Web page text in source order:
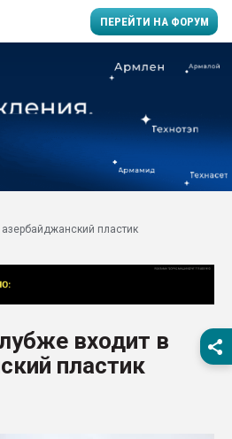
ПЕРЕЙТИ НА ФОРУМ
Вакуум-формовочные
ближайшее
28.07.2026
бутылок
Материал поверхности
вакуумного
пластик
входит в
пластик